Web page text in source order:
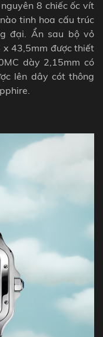
8 chiếc ốc vít
tinh hoa cấu trúc
đại. Ẩn sau bộ vỏ
x 43,5mm được thiết
dày 2,15mm có
lên dây cót thông